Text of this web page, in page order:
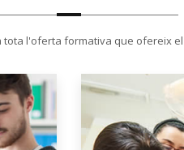
tota l'oferta formativa que ofereix